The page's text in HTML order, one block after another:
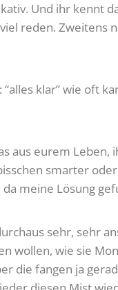
Und ihr kennt
reden.
klar” wie oft
aus eurem
smarter
da meine Lösung
sehr, sehr
wollen, wie sie
die fangen ja